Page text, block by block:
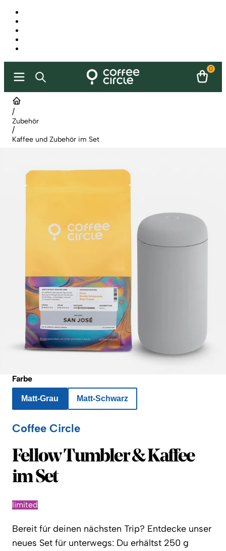
0
/
Zubehör
/
Kaffee und Zubehör im Set
Farbe
Matt-Grau Matt-Schwarz
Coffee Circle
Coffee Circle
Fellow Tumbler & Kaffee
im Set
limited
Bereit für deinen nächsten Trip? Entdecke unser
neues Set für unterwegs: Du erhältst 250 g